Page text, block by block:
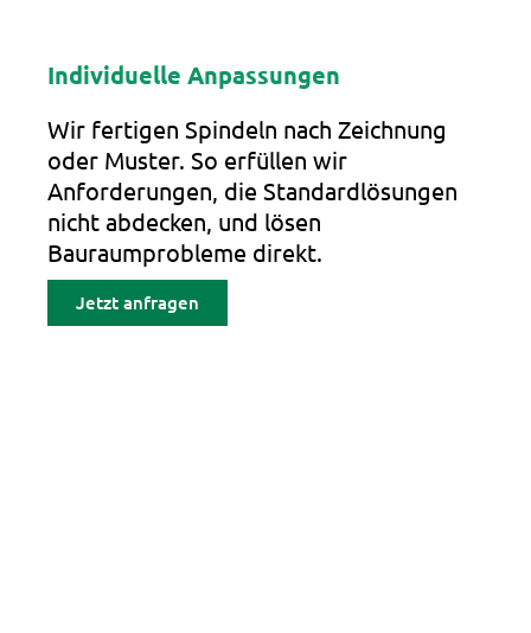
Individuelle Anpassungen
Wir fertigen Spindeln nach Zeichnung
oder Muster. So erfüllen wir
Anforderungen, die Standardlösungen
nicht abdecken, und lösen
Bauraumprobleme direkt.
Jetzt anfragen